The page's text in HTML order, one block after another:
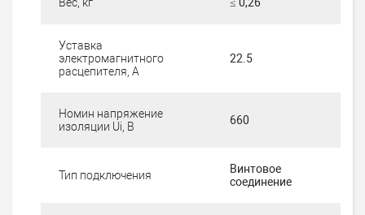
Уставка
электромагнитного
расцепителя, А
22.5
Номин напряжение
изоляции Ui, В
660
Тип подключения
Винтовое
соединение